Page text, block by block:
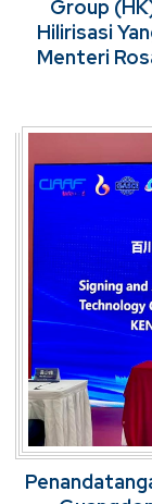
Group
Hilirisasi
Menteri